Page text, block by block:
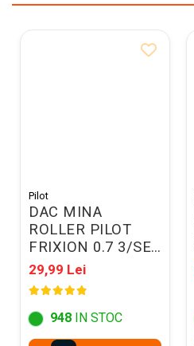
Pilot
DAC MINA
ROLLER PILOT
FRIXION 0.7 3/SET
ALBASTRU BLS-
FR7L-S3
M/074NRFXAA
29,99 Lei
948 IN STOC